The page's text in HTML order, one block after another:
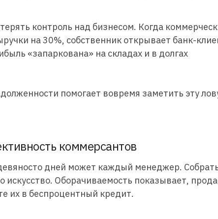
контроль над бизнесом. Когда
на 30%, собственник открывает банк-
«запаркована» на складах и в долгах
помогает вовремя заметить эту
коммерсантов
дней может каждый менеджер.
искусство. Оборачиваемость показывает,
их в беспроцентный кредит.